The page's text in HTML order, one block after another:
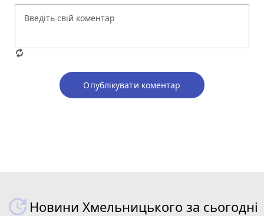
Опублікувати коментар
Новини Хмельницького за сьогодні